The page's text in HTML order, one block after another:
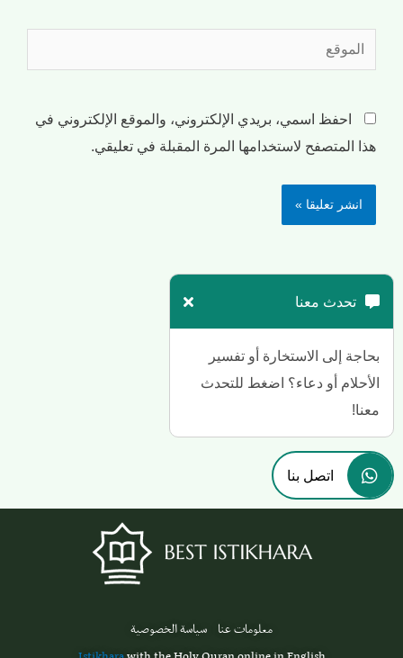
احفظ اسمي، بريدي الإلكتروني، والموقع الإلكتروني في
هذا المتصفح لاستخدامها المرة المقبلة في تعليقي.
تحدث معنا
بحاجة إلى الاستخارة أو تفسير
الأحلام أو دعاء؟ اضغط للتحدث
معنا!
اتصل بنا
معلومات عنا سياسة الخصوصية